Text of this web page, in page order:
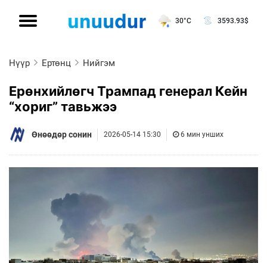
30°C 3593.93$
Нүүр Ертөнц Нийгэм
Ерөнхийлөгч Трампад генерал Кейн
“хориг” тавьжээ
Өнөөдөр сонин 2026-05-14 15:30 6 мин унших